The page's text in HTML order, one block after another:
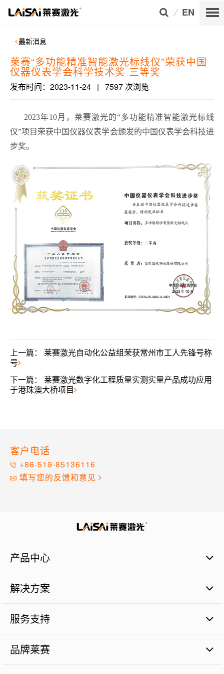
EN
最新消息
莱赛“多功能精准智能激光标线仪”荣获中国
仪器仪表学会科学技术奖 三等奖
发布时间：2023-11-24 | 7597 次浏览
2023年10月，莱赛激光的“多功能精准智能激光标线
仪”项目荣获中国仪器仪表学会颁发的中国仪表学会科技进
步奖。
上一篇： 莱赛激光自动化公益组荣获常州市工人先锋号称
号
下一篇： 莱赛激光数字化工程质量实测实量产品成功应用
于港珠澳大桥项目
客户电话
+86-519-85136116
填写您的反馈和意见
产品中心
激光扫平仪
激光标线仪
激光标点仪
瓷砖铺贴
激光测量仪器
解决方案
商业建筑施工篇
管道施工篇
农业土地整平篇
砼面摊铺篇
服务支持
品质保证
售后服务
服务网点
品牌莱赛
品牌价值